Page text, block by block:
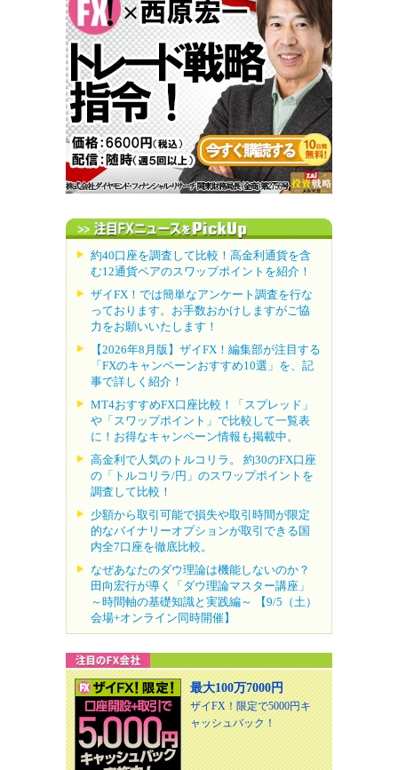
約40口座を調査して比較！高金利通貨を含
む12通貨ペアのスワップポイントを紹介！
ザイFX！では簡単なアンケート調査を行な
っております。お手数おかけしますがご協
力をお願いいたします！
【2026年8月版】ザイFX！編集部が注目する
「FXのキャンペーンおすすめ10選」を、記
事で詳しく紹介！
MT4おすすめFX口座比較！「スプレッド」
や「スワップポイント」で比較して一覧表
に！お得なキャンペーン情報も掲載中。
高金利で人気のトルコリラ。 約30のFX口座
の「トルコリラ/円」のスワップポイントを
調査して比較！
少額から取引可能で損失や取引時間が限定
的なバイナリーオプションが取引できる国
内全7口座を徹底比較。
なぜあなたのダウ理論は機能しないのか？
田向宏行が導く「ダウ理論マスター講座」
～時間軸の基礎知識と実践編～ 【9/5（土）
会場+オンライン同時開催】
最大100万7000円
ザイFX！限定で5000円キ
ャッシュバック！